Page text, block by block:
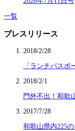
一覧
プレスリリース
2018/2/28
「ランチパス
2018/2/1
門外不出！和歌
2017/7/28
和歌山県内225